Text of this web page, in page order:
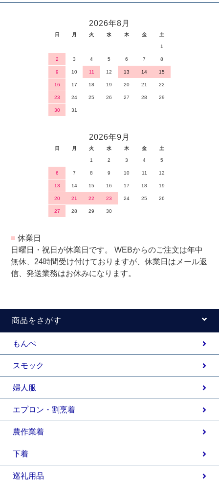
2026年8月
日 月 火 水 木 金 土
1
2 3 4 5 6 7 8
9 10 11 12 13 14 15
16 17 18 19 20 21 22
23 24 25 26 27 28 29
30 31
2026年9月
日 月 火 水 木 金 土
1 2 3 4 5
6 7 8 9 10 11 12
13 14 15 16 17 18 19
20 21 22 23 24 25 26
27 28 29 30
■ 休業日
日曜日・祝日が休業日です。 WEBからのご注文は年中
無休、24時間受け付けておりますが、休業日はメール返
信、発送業務はお休みになります。
商品をさがす
もんぺ
スモック
婦人服
エプロン・割烹着
農作業着
下着
巡礼用品